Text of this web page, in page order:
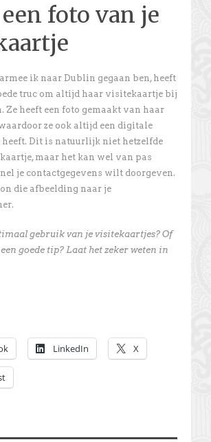
foto van je
ik naar Dublin gegaan ben, heeft
truc om altijd haar visitekaartje bij
Ze heeft een foto gemaakt van haar
ze ook altijd een digitale
Dit is natuurlijk niet hetzelfde
maar het kan wel van pas
je contactgegevens wilt doorgeven.
die afbeelding naar je
gebruik van je visitekaartjes? Of
goede tip? Laat het zeker weten in
LinkedIn X